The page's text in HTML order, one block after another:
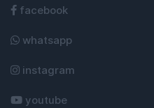
facebook
whatsapp
instagram
youtube